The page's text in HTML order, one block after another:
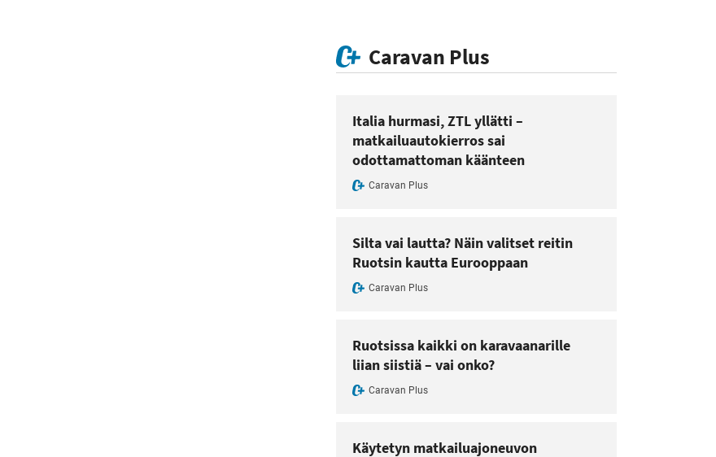
Caravan Plus
Italia hurmasi, ZTL yllätti –
matkailuautokierros sai
odottamattoman käänteen
Caravan Plus
Silta vai lautta? Näin valitset reitin
Ruotsin kautta Eurooppaan
Caravan Plus
Ruotsissa kaikki on karavaanarille
liian siistiä – vai onko?
Caravan Plus
Käytetyn matkailuajoneuvon